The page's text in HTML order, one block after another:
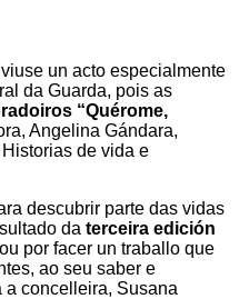
un acto especialmente
da Guarda, pois as
“Quérome,
Angelina Gándara,
de vida e
descubrir parte das vidas
da terceira edición
por facer un traballo que
ao seu saber e
a concelleira, Susana